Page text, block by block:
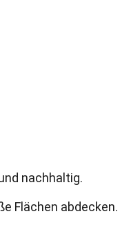
nachhaltig.
Flächen abdecken.